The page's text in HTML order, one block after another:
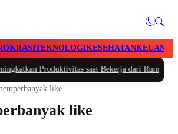
TEKNOLOGIKESEHATAN
Produktivitas saat Bekerja dari Rumah
like
like